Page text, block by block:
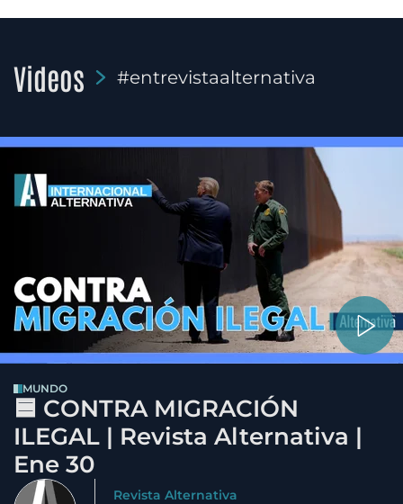
Videos #entrevistaalternativa
MUNDO
🟦 CONTRA MIGRACIÓN
ILEGAL | Revista Alternativa |
Ene 30
Revista Alternativa